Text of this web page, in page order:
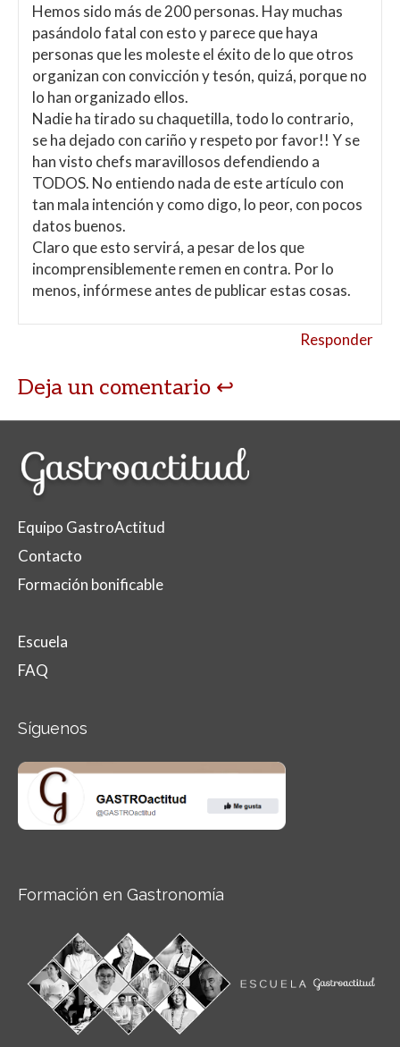
Hemos sido más de 200 personas. Hay muchas
pasándolo fatal con esto y parece que haya
personas que les moleste el éxito de lo que otros
organizan con convicción y tesón, quizá, porque no
lo han organizado ellos.
Nadie ha tirado su chaquetilla, todo lo contrario,
se ha dejado con cariño y respeto por favor!! Y se
han visto chefs maravillosos defendiendo a
TODOS. No entiendo nada de este artículo con
tan mala intención y como digo, lo peor, con pocos
datos buenos.
Claro que esto servirá, a pesar de los que
incomprensiblemente remen en contra. Por lo
menos, infórmese antes de publicar estas cosas.
Responder
Deja un comentario
Equipo GastroActitud
Contacto
Formación bonificable
Escuela
FAQ
Síguenos
Formación en Gastronomía